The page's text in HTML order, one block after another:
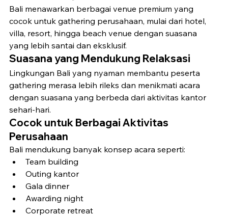
Bali menawarkan berbagai venue premium yang
cocok untuk gathering perusahaan, mulai dari hotel,
villa, resort, hingga beach venue dengan suasana
yang lebih santai dan eksklusif.
Suasana yang Mendukung Relaksasi
Lingkungan Bali yang nyaman membantu peserta
gathering merasa lebih rileks dan menikmati acara
dengan suasana yang berbeda dari aktivitas kantor
sehari-hari.
Cocok untuk Berbagai Aktivitas
Perusahaan
Bali mendukung banyak konsep acara seperti:
Team building
Outing kantor
Gala dinner
Awarding night
Corporate retreat